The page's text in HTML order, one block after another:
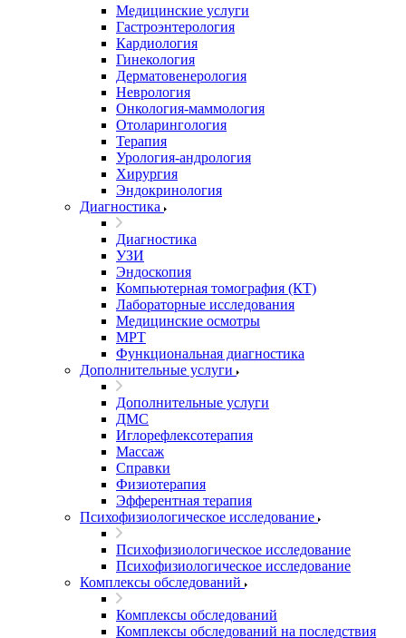
Медицинские услуги
Гастроэнтерология
Кардиология
Гинекология
Дерматовенерология
Неврология
Онкология-маммология
Отоларингология
Терапия
Урология-андрология
Хирургия
Эндокринология
Диагностика
Диагностика
УЗИ
Эндоскопия
Компьютерная томография (КТ)
Лабораторные исследования
Медицинские осмотры
МРТ
Функциональная диагностика
Дополнительные услуги
Дополнительные услуги
ДМС
Иглорефлексотерапия
Массаж
Справки
Физиотерапия
Эфферентная терапия
Психофизиологическое исследование
Психофизиологическое исследование
Психофизиологическое исследование
Комплексы обследований
Комплексы обследований
Комплексы обследований на последствия